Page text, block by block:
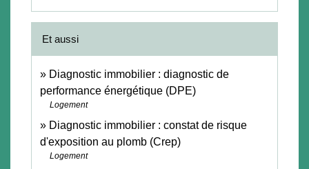
Et aussi
Diagnostic immobilier : diagnostic de
performance énergétique (DPE)
Logement
Diagnostic immobilier : constat de risque
d'exposition au plomb (Crep)
Logement